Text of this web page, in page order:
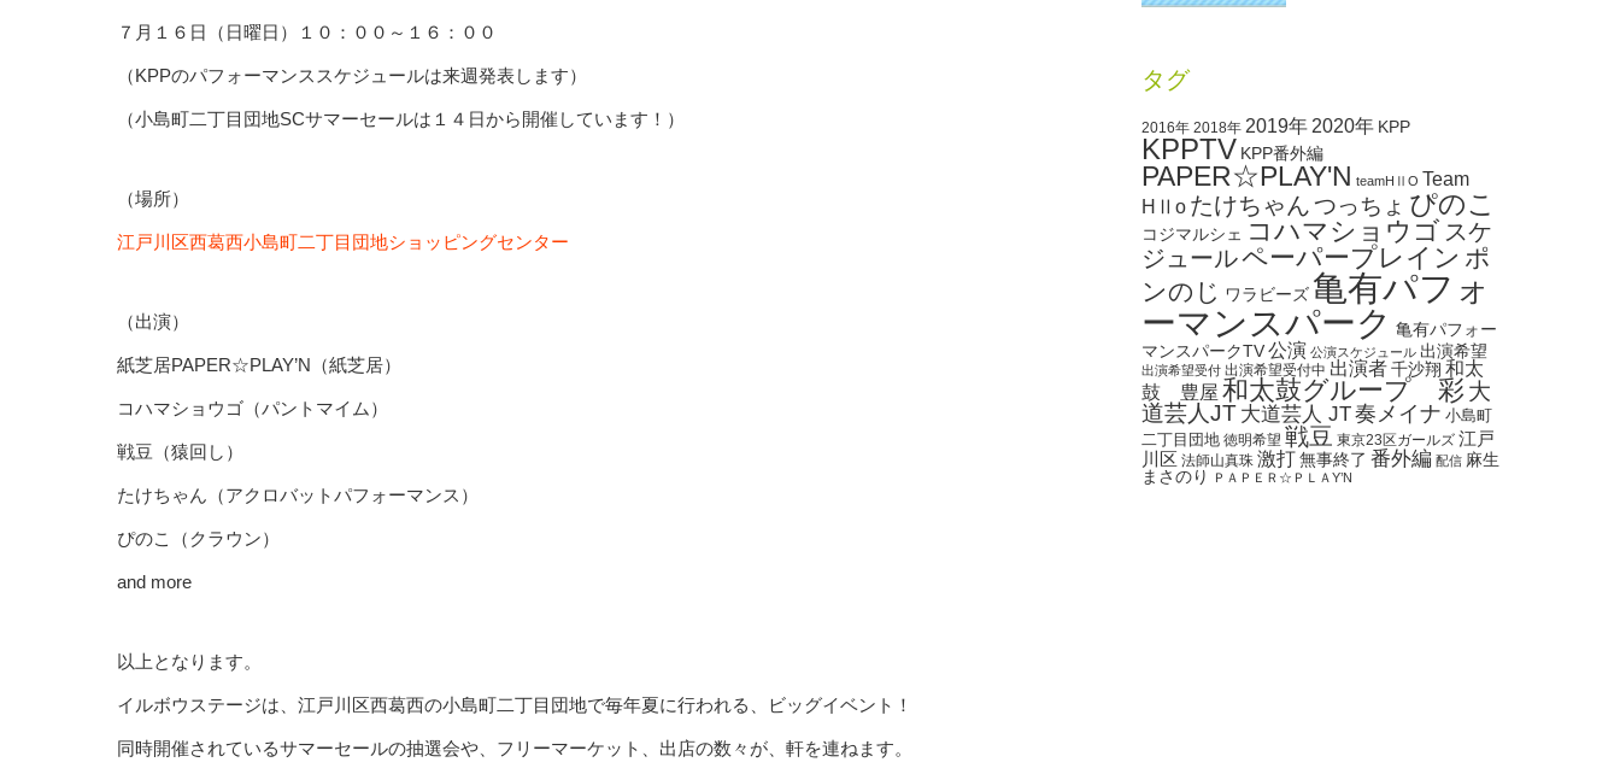
７月１６日（日曜日）１０：００～１６：００
（KPPのパフォーマンススケジュールは来週発表します）
（小島町二丁目団地SCサマーセールは１４日から開催しています！）
（場所）
江戸川区西葛西小島町二丁目団地ショッピングセンター
（出演）
紙芝居PAPER☆PLAY’N（紙芝居）
コハマショウゴ（パントマイム）
戦豆（猿回し）
たけちゃん（アクロバットパフォーマンス）
ぴのこ（クラウン）
and more
以上となります。
イルボウステージは、江戸川区西葛西の小島町二丁目団地で毎年夏に行われる、ビッグイベント！
同時開催されているサマーセールの抽選会や、フリーマーケット、出店の数々が、軒を連ねます。
タグ
2016年 2018年 2019年 2020年 KPP
KPPTV KPP番外編
PAPER☆PLAY'N teamHⅡO Team
HⅡo たけちゃん つっちょ ぴのこ
コジマルシェ コハマショウゴ スケ
ジュールペーパープレイン ポ
ンのじ ワラビーズ 亀有パフォ
ーマンスパーク 亀有パフォー
マンスパークTV公演 公演スケジュール 出演希望
出演希望受付 出演希望受付中 出演者 千沙翔 和太
鼓 豊屋 和太鼓グループ 彩大
道芸人JT 大道芸人 JT奏メイナ 小島町
二丁目団地 徳明希望 戦豆 東京23区ガールズ 江戸
川区 法師山真珠 激打無事終了 番外編 配信 麻生
まさのり
ＰＡＰＥＲ☆ＰＬＡY’N